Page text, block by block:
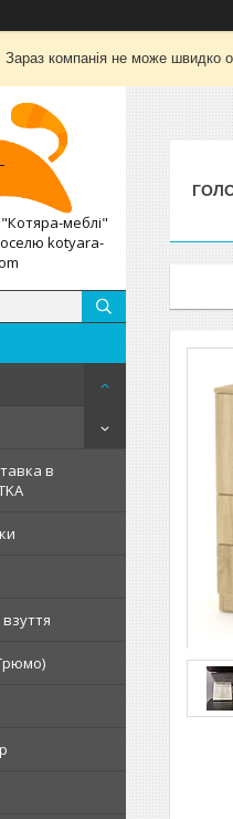
Зараз компанія не може швидко
меблі"
kotyara-
в